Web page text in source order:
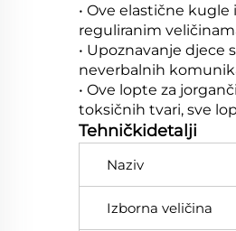
• Ove elastične
reguliranim
• Upoznavanje djece
neverbalnih
• Ove lopte za
toksičnih tvari, sve
Tehničkidetalji
Naziv
Izborna veličina